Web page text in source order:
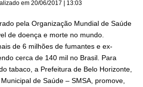
em 20/06/2017 | 13:03
pela Organização Mundial de Saúde
de doença e morte no mundo.
de 6 milhões de fumantes e ex-
cerca de 140 mil no Brasil. Para
tabaco, a Prefeitura de Belo Horizonte,
de Saúde – SMSA, promove,